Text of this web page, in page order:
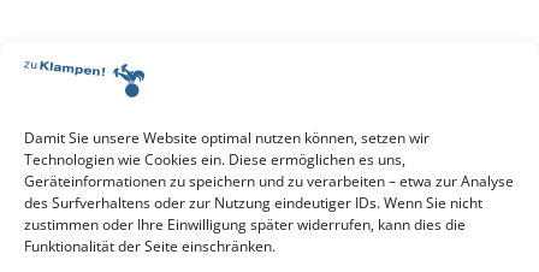
Damit Sie unsere Website optimal nutzen können, setzen wir
Technologien wie Cookies ein. Diese ermöglichen es uns,
Geräteinformationen zu speichern und zu verarbeiten – etwa zur Analyse
des Surfverhaltens oder zur Nutzung eindeutiger IDs. Wenn Sie nicht
zustimmen oder Ihre Einwilligung später widerrufen, kann dies die
Funktionalität der Seite einschränken.
Alle Events
EVENT TEILEN
VERANSTALTUNGSORT
Keine
GoogleMaps